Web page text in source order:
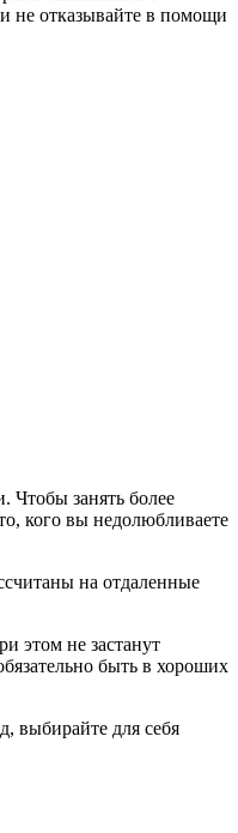
не отказывайте в помощи
Чтобы занять более
кого вы недолюбливаете
на отдаленные
этом не застанут
быть в хороших
выбирайте для себя